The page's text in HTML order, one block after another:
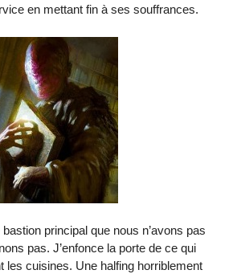
en mettant fin à ses souffrances.
principal que nous n’avons pas
pas. J’enfonce la porte de ce qui
les cuisines. Une halfing horriblement